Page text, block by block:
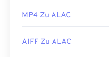
MP4 Zu ALAC
AIFF Zu ALAC